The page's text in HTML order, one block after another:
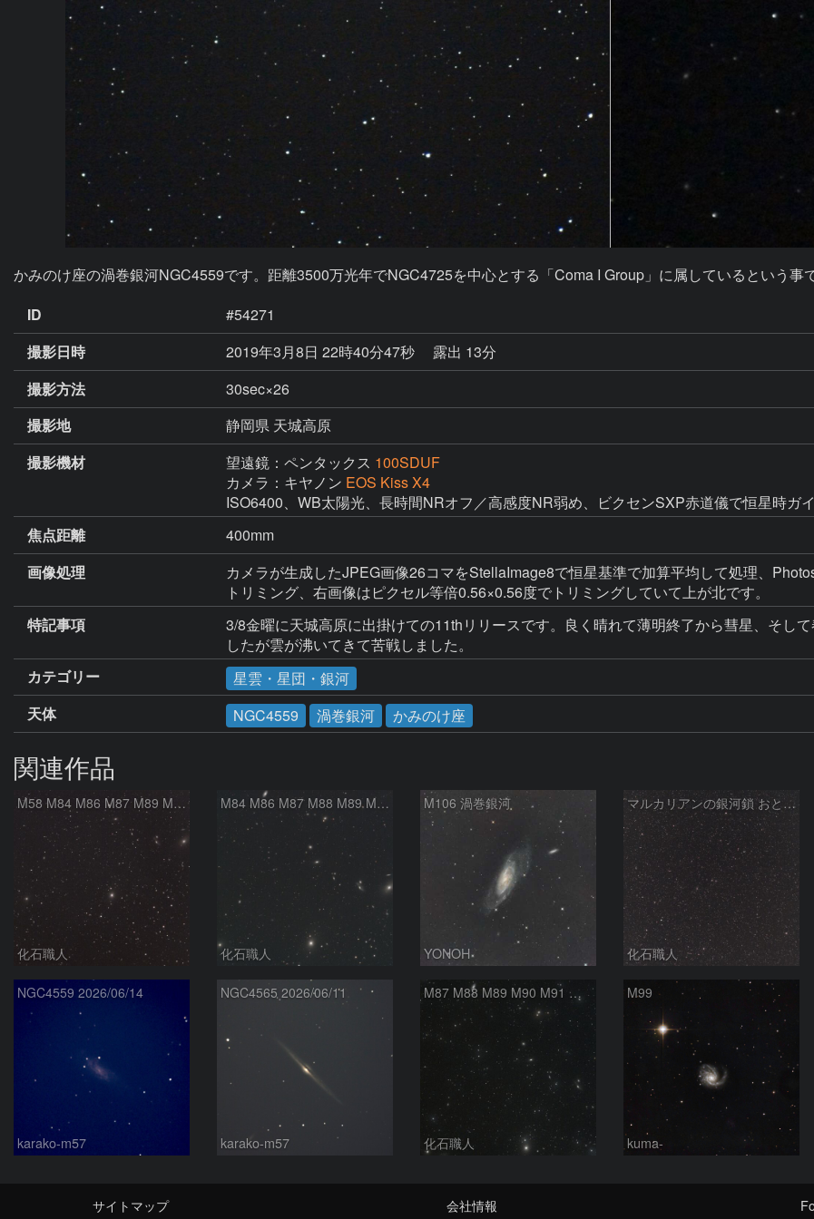
かみのけ座の渦巻銀河NGC4559です。距離3500万光年でNGC4725を中心とする「Coma I Group」に属しているという事
ID
#54271
撮影日時
2019年3月8日 22時40分47秒
露出 13分
撮影方法
30sec×26
撮影地
静岡県 天城高原
撮影機材
望遠鏡：ペンタックス 100SDUF
カメラ：キヤノン EOS Kiss X4
ISO6400、WB太陽光、長時間NRオフ／高感度NR弱め、ビクセンSXP赤道儀で恒星時ガ
焦点距離
400mm
画像処理
カメラが生成したJPEG画像26コマをStellaImage8で恒星基準で加算平均して処理、
トリミング、右画像はピクセル等倍0.56×0.56度でトリミングしていて上が北です。
特記事項
3/8金曜に天城高原に出掛けての11thリリースです。良く晴れて薄明終了から彗星、そし
したが雲が沸いてきて苦戦しました。
カテゴリー
星雲・星団・銀河
天体
NGC4559 渦巻銀河 かみのけ座
関連作品
M58 M84 M86 M87 M89 M90 マルカリアンの銀河鎖 おとめ座 かみのけ座
化石職人
M84 M86 M87 M88 M89 M90 M91 マルカリアンの銀河鎖 おとめ座 かみのけ座
化石職人
M106 渦巻銀河
YONOH
マルカリアンの銀河鎖 おとめ座・ かみのけ座の銀河
化石職人
NGC4559 2026/06/14
karako-m57
NGC4565 2026/06/11
karako-m57
M87 M88 M89 M90 M91 マルカリアンの銀河鎖 おとめ座 かみのけ座
化石職人
M99
kuma-
サイトマップ
会社情報